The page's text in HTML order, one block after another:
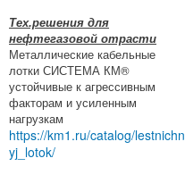
Тех.решения для
нефтегазовой отрасти
Металлические кабельные
лотки СИСТЕМА КМ®
устойчивые к агрессивным
факторам и усиленным
нагрузкам
https://km1.ru/catalog/lestnichn
yj_lotok/